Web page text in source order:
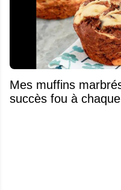
Mes muffins
succès fou à